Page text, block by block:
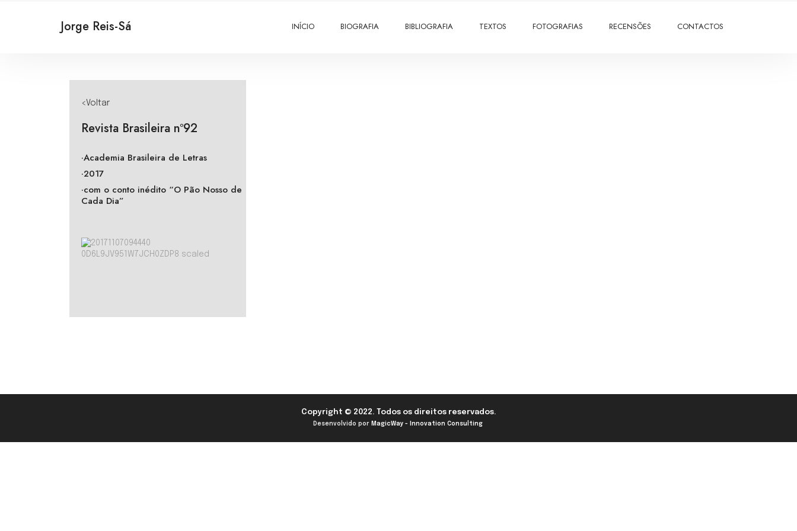
Jorge Reis-Sá INÍCIO BIOGRAFIA BIBLIOGRAFIA TEXTOS FOTOGRAFIAS RECENSÕES CONTACTOS
<Voltar
Revista Brasileira nº92
·Academia Brasileira de Letras
·2017
·com o conto inédito “O Pão Nosso de
Cada Dia”
Copyright © 2022. Todos os direitos reservados.
Desenvolvido por MagicWay - Innovation Consulting